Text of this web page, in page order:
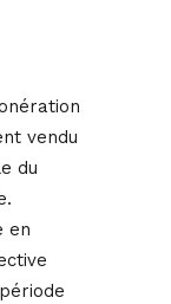
vendu
du
en